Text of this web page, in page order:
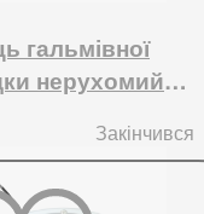
гальмівної
нерухомий
Закінчився